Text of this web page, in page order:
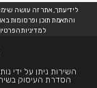
והתאמת תוכן ופרסומות
למדיניות
השירות ניתן על ידי
הסדרת העיסוק